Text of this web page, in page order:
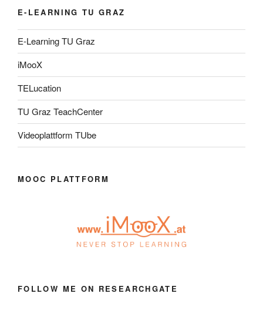
E-LEARNING TU GRAZ
E-Learning TU Graz
iMooX
TELucation
TU Graz TeachCenter
Videoplattform TUbe
MOOC PLATTFORM
FOLLOW ME ON RESEARCHGATE